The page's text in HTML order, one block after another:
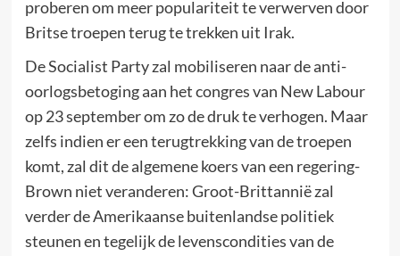
proberen om meer populariteit te verwerven door
Britse troepen terug te trekken uit Irak.
De Socialist Party zal mobiliseren naar de anti-
oorlogsbetoging aan het congres van New Labour
op 23 september om zo de druk te verhogen. Maar
zelfs indien er een terugtrekking van de troepen
komt, zal dit de algemene koers van een regering-
Brown niet veranderen: Groot-Brittannië zal
verder de Amerikaanse buitenlandse politiek
steunen en tegelijk de levenscondities van de